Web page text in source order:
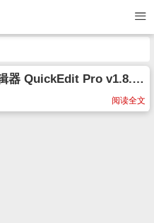
安卓最强文本编辑器 QuickEdit Pro v1.8.6 build 183(quickedit高级版破解)
阅读全文